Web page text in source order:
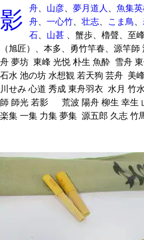
影 舟 山彦 夢月道人 魚集
舟
一心竹 壮志 こま鳥
石
山甚 、蟹歩、櫓聲、至
（旭匠）、本多、勇竹竿春、源竿
舟 夢坊 東峰 光悦 朴生 魚酔 雪舟
石水 池の坊 水想観 若天狗 芸舟 美
川せみ 心道 秀成 東舟羽衣 水月 竹
師 師光 若影 荒波 陽舟 柳生 幸生
楽集 一集 力集 夢集 源五郎 久志 竹